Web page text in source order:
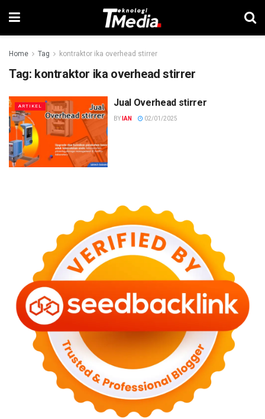
Home Tag kontraktor ika overhead stirrer
Tag: kontraktor ika overhead stirrer
ARTIKEL Jual Overhead stirrer
BY IAN 02/01/2025